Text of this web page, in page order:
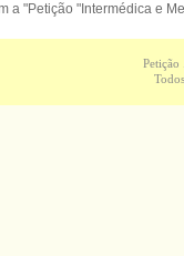
a "Petição "Intermédica e
Petição